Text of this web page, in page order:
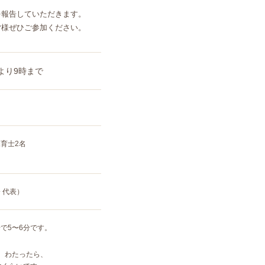
告していただきます。
ぜひご参加ください。
り9時まで
士2名
表）
5〜6分です。
たったら、